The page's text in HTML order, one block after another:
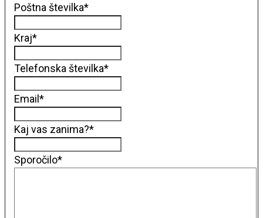
Poštna številka*
Kraj*
Telefonska številka*
Email *
Kaj vas zanima?*
Sporočilo*